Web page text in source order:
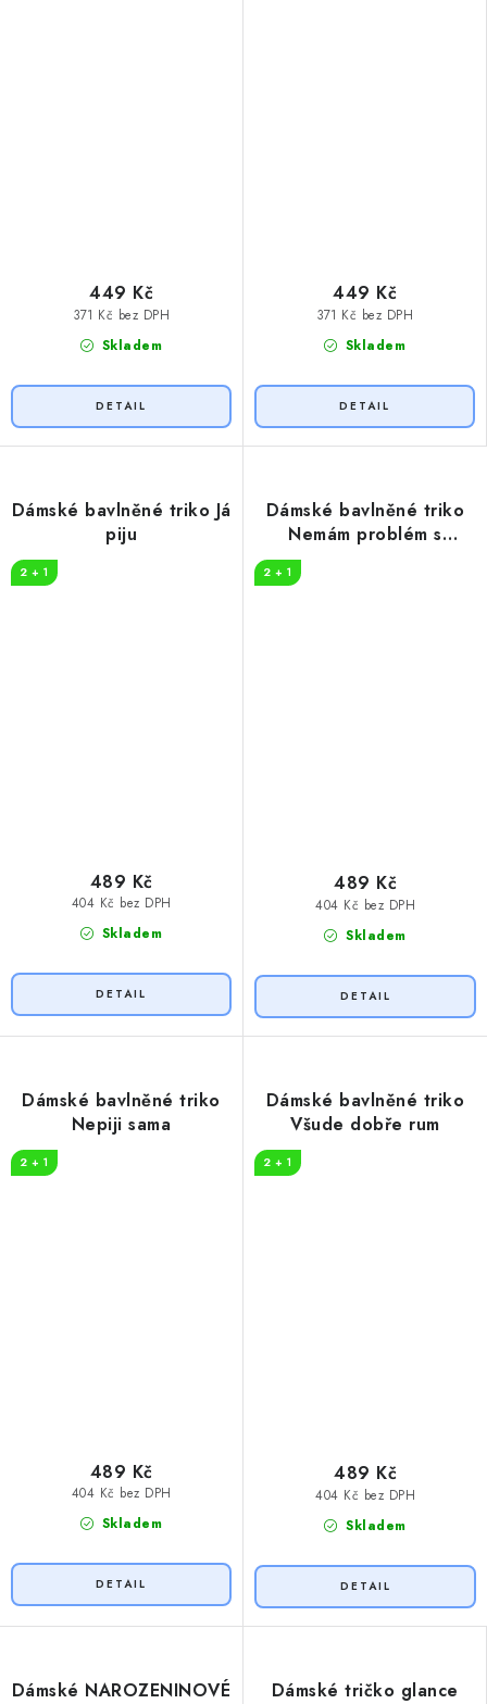
Skladem
371 Kč bez DPH
449 Kč
Skladem
371 Kč bez DPH
449 Kč
Dámské bavlněné triko Já
piju
2 + 1
Skladem
404 Kč bez DPH
489 Kč
Dámské bavlněné triko
Nemám problém s
2 + 1
Skladem
404 Kč bez DPH
489 Kč
Dámské bavlněné triko
Nepiji sama
2 + 1
Skladem
404 Kč bez DPH
489 Kč
Dámské bavlněné triko
Všude dobře rum
2 + 1
Skladem
404 Kč bez DPH
489 Kč
Dámské NAROZENINOVÉ
Dámské tričko glance